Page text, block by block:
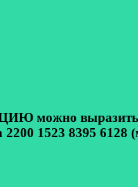
можно выразить
1523 8395 6128